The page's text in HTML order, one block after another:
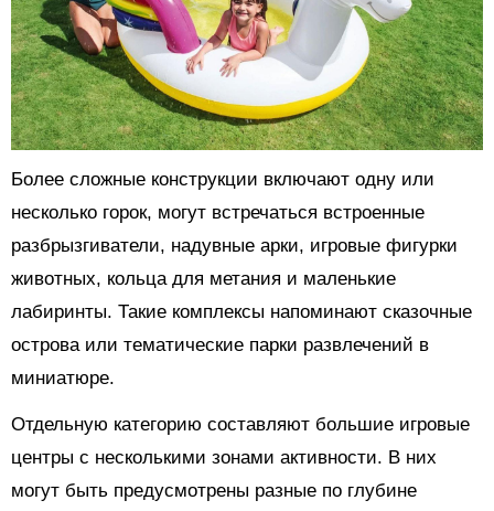
Более сложные конструкции включают одну или
несколько горок, могут встречаться встроенные
разбрызгиватели, надувные арки, игровые фигурки
животных, кольца для метания и маленькие
лабиринты. Такие комплексы напоминают сказочные
острова или тематические парки развлечений в
миниатюре.
Отдельную категорию составляют большие игровые
центры с несколькими зонами активности. В них
могут быть предусмотрены разные по глубине